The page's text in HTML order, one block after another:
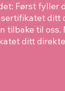
Først fyller
sertifikatet ditt
tilbake til
ditt